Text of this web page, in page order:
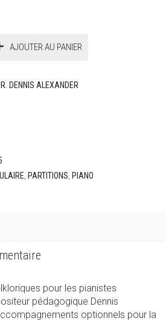
AJOUTER AU PANIER
DENNIS ALEXANDER
PARTITIONS PIANO
pour les pianistes
pédagogique Dennis
optionnels pour la